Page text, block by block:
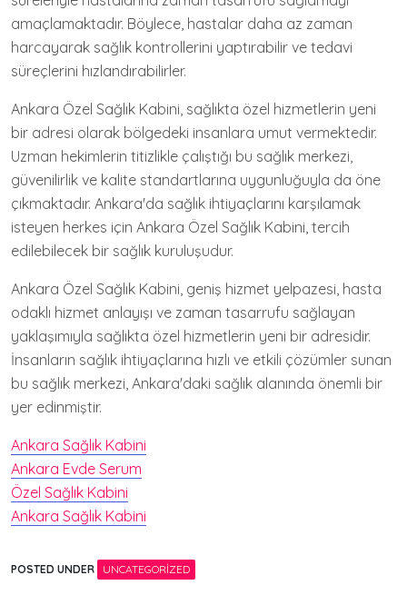
amaçlamaktadır. Böylece, hastalar daha az zaman
harcayarak sağlık kontrollerini yaptırabilir ve tedavi
süreçlerini hızlandırabilirler.
Ankara Özel Sağlık Kabini, sağlıkta özel hizmetlerin yeni
bir adresi olarak bölgedeki insanlara umut vermektedir.
Uzman hekimlerin titizlikle çalıştığı bu sağlık merkezi,
güvenilirlik ve kalite standartlarına uygunluğuyla da öne
çıkmaktadır. Ankara'da sağlık ihtiyaçlarını karşılamak
isteyen herkes için Ankara Özel Sağlık Kabini, tercih
edilebilecek bir sağlık kuruluşudur.
Ankara Özel Sağlık Kabini, geniş hizmet yelpazesi, hasta
odaklı hizmet anlayışı ve zaman tasarrufu sağlayan
yaklaşımıyla sağlıkta özel hizmetlerin yeni bir adresidir.
İnsanların sağlık ihtiyaçlarına hızlı ve etkili çözümler sunan
bu sağlık merkezi, Ankara'daki sağlık alanında önemli bir
yer edinmiştir.
Ankara Sağlık Kabini
Ankara Evde Serum
Özel Sağlık Kabini
Ankara Sağlık Kabini
POSTED UNDER UNCATEGORIZED